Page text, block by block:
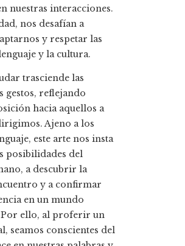
nuestras interacciones.
nos desafían a
y respetar las
y la cultura.
trasciende las
gestos, reflejando
hacia aquellos a
Ajeno a los
este arte nos insta
posibilidades del
a descubrir la
y a confirmar
en un mundo
ello, al proferir un
seamos conscientes del